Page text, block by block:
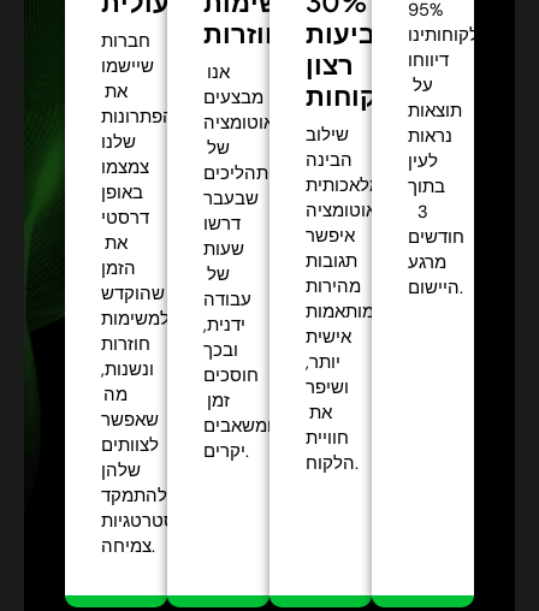
חברות
שיישמו
את
הפתרונות
שלנו
צמצמו
באופן
דרסטי
את
הזמן
שהוקדש
למשימות
חוזרות
ונשנות,
מה
שאפשר
לצוותים
שלהן
להתמקד
באסטרטגיות
צמיחה.
אנו
מבצעים
אוטומציה
של
תהליכים
שבעבר
דרשו
שעות
של
עבודה
ידנית,
ובכך
חוסכים
זמן
ומשאבים
יקרים.
בשביעות
רצון
הלקוחות:
שילוב
הבינה
המלאכותית
והאוטומציה
איפשר
תגובות
מהירות
ומותאמות
אישית
יותר,
ושיפר
את
חוויית
הלקוח.
95%
מלקוחותינו
דיווחו
על
תוצאות
נראות
לעין
בתוך
3
חודשים
מרגע
היישום.